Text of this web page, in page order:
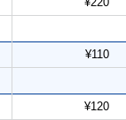
¥110
¥120